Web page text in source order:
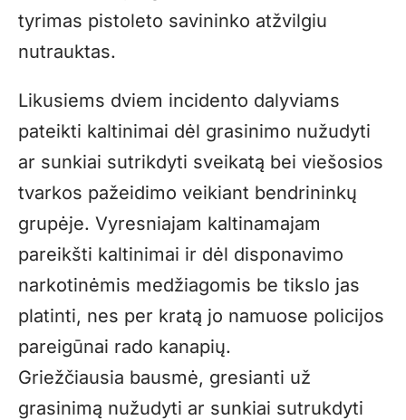
tyrimas pistoleto savininko atžvilgiu
nutrauktas.
Likusiems dviem incidento dalyviams
pateikti kaltinimai dėl grasinimo nužudyti
ar sunkiai sutrikdyti sveikatą bei viešosios
tvarkos pažeidimo veikiant bendrininkų
grupėje. Vyresniajam kaltinamajam
pareikšti kaltinimai ir dėl disponavimo
narkotinėmis medžiagomis be tikslo jas
platinti, nes per kratą jo namuose policijos
pareigūnai rado kanapių.
Griežčiausia bausmė, gresianti už
grasinimą nužudyti ar sunkiai sutrukdyti